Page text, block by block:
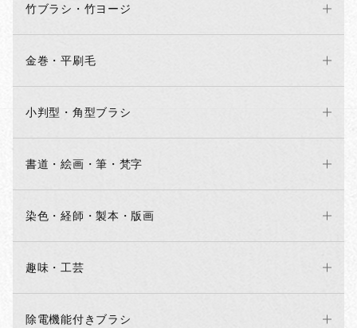
竹ブラシ・竹ヨージ
金巻・平刷毛
小判型・角型ブラシ
書道・絵画・筆・梵字
染色・経師・製本・版画
趣味・工芸
除電機能付きブラシ